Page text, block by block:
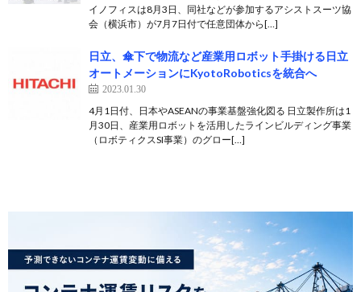
イノフィスは8月3日、同社などが参加するアシストスーツ協
会（横浜市）が7月7日付で任意団体から[…]
日立、傘下で物流など産業用ロボット手掛ける日立
オートメーションにKyotoRoboticsを統合へ
2023.01.30
4月1日付、日本やASEANの事業基盤強化図る 日立製作所は1
月30日、産業用ロボットを活用したラインビルディング事業
（ロボティクスSI事業）のグロー[…]